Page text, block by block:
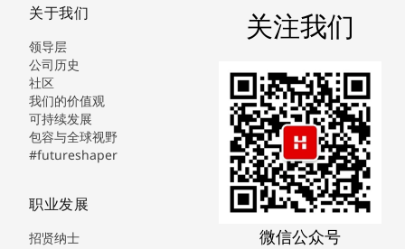
关于我们
领导层
公司历史
社区
我们的价值观
可持续发展
包容与全球视野
#futureshaper
职业发展
招贤纳士
关注我们
微信公众号